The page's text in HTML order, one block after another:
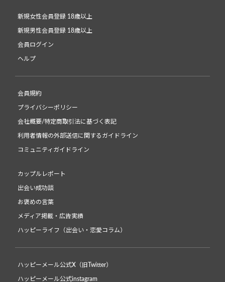
新規女性会員登録 18歳以上
新規男性会員登録 18歳以上
会員ログイン
ヘルプ
会員規約
プライバシーポリシー
会社概要/特定商取引法に基づく表記
利用者情報の外部送信に関するガイドライン
コミュニティガイドライン
カップルレポート
出会い成功談
お褒めの言葉
メディア掲載・広告実績
ハッピーライフ（出会い・恋愛コラム）
ハッピーメール公式X（旧Twitter）
ハッピーメール公式instagram